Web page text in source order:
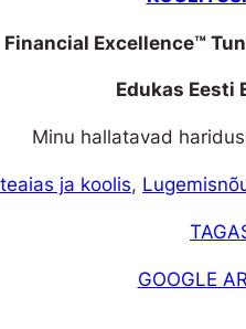
Financial Excellence™
Edukas Eesti
Minu hallatavad
ja koolis,
GOOGLE